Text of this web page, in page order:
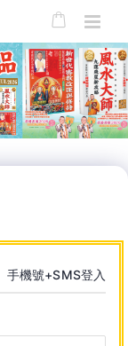
手機號+SMS登入